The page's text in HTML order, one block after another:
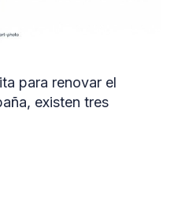
para renovar el
existen tres